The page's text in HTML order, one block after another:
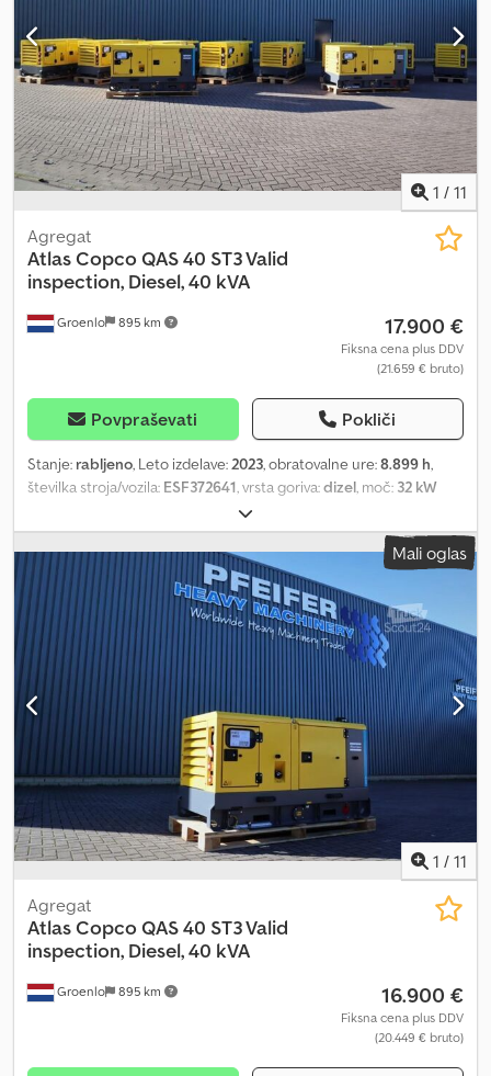
1 / 11
Groenlo 895 km
Agregat
Atlas CopcoQAS 40 ST3 Valid
inspection, Diesel, 40 kVA
17.900 €
Fiksna cena plus DDV
(21.659 € bruto)
Povpraševati Pokliči
Stanje: rabljeno, Leto izdelave: 2023, obratovalne ure:8.899 h,
številka stroja/vozila: ESF372641 , vrsta goriva:dizel , moč: 32 kW
, proizvajalec motorjev:Kubota
Gradbeništvo Lastna teža: 1.039 kg Moč generatorja: 40 kVA
Dimenzije tovornega prostora: 245 x 110 x 148 cm Za več informacij
kontaktirajte PFEIFER GROUP. Csdpfx Anjza Rwxogjrf
Mali oglas
1 / 11
Groenlo 895 km
Agregat
Atlas CopcoQAS 40 ST3 Valid
inspection, Diesel, 40 kVA
16.900 €
Fiksna cena plus DDV
(20.449 € bruto)